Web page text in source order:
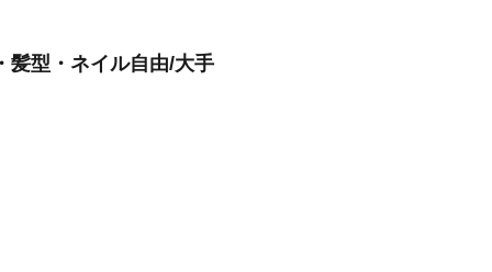
髪型・ネイル自由/大手